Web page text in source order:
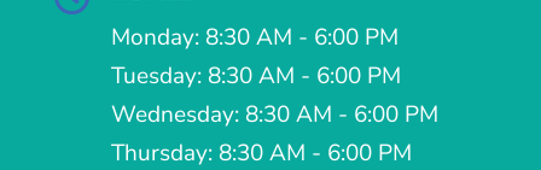
Monday: 8:30 AM - 6:00 PM
Tuesday: 8:30 AM - 6:00 PM
Wednesday: 8:30 AM - 6:00 PM
Thursday: 8:30 AM - 6:00 PM